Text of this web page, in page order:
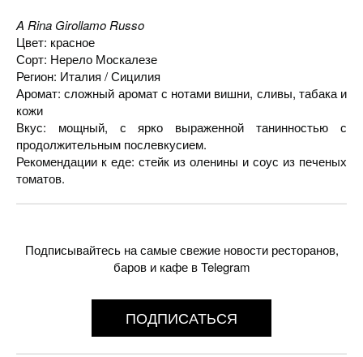
A Rina Girollamo Russo
Цвет: красное
Сорт: Нерело Москалезе
Регион: Италия / Сицилия
Аромат: сложный аромат с нотами вишни, сливы, табака и
кожи
Вкус: мощный, с ярко выраженной танинностью с
продолжительным послевкусием.
Рекомендации к еде: стейк из оленины и соус из печеных
томатов.
Подписывайтесь на самые свежие новости ресторанов,
баров и кафе в Telegram
ПОДПИСАТЬСЯ